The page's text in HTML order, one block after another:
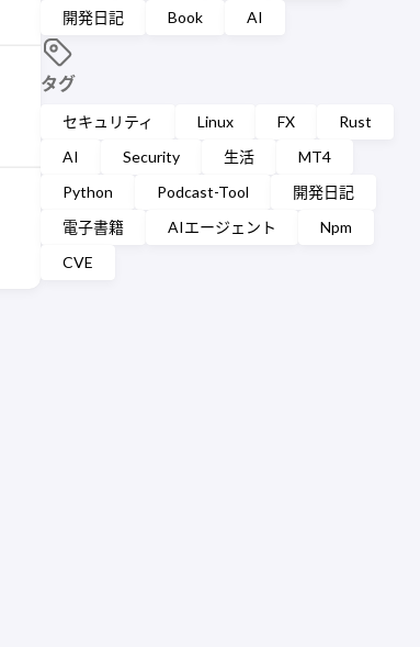
開発日記
Book AI
タグ
セキュリティ Linux FX
Rust
AI
Security 生活
MT4
Python
Podcast-Tool
開発日記
電子書籍
AIエージェント
Npm
CVE